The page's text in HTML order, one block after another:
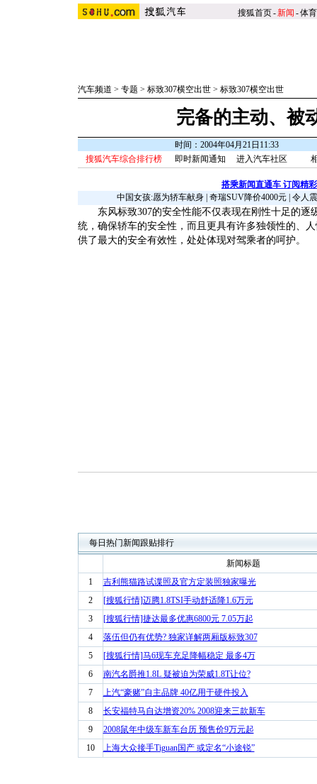
搜狐首页-新闻 -体育
汽车频道 > 专题 > 标致307横空出世> 标致307横空出世
完备的主动、被
时间：2004年04月21日11:33
搜狐汽车综合排行榜
即时新闻通知 进入汽车社区
搭乘新闻直通车 订阅精
中国女孩:愿为轿车献身| 奇瑞SUV降价4000元| 令人
东风标致307的安全性能不仅表现在刚性十足的逐
统，确保轿车的安全性，而且更具有许多独领性的、
供了最大的安全有效性，处处体现对驾乘者的呵护。
每日热门新闻跟贴排行
新闻标题
1
吉利熊猫路试谍照及官方定装照独家曝光
2
[搜狐行情]迈腾1.8TSI手动舒适降1.6万元
3
[搜狐行情]捷达最多优惠6800元 7.05万起
4
落伍但仍有优势? 独家详解两厢版标致307
5
[搜狐行情]马6现车充足降幅稳定 最多4万
6
南汽名爵推1.8L 疑被迫为荣威1.8T让位?
7
上汽“豪赌”自主品牌 40亿用于硬件投入
8
长安福特马自达增资20% 2008迎来三款新车
9
2008鼠年中级车新车台历 预售价9万元起
10
上海大众接手Tiguan国产 或定名“小途锐”